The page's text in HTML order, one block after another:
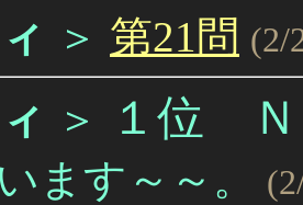
＞ 第21問 (2/
＞ １位
ます～～。